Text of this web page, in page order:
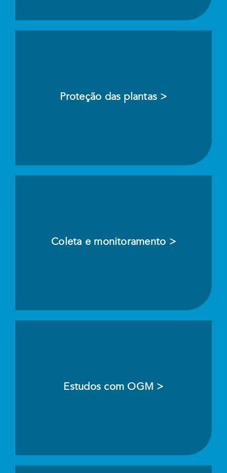
Proteção das plantas >
Coleta e monitoramento >
Estudos com OGM >